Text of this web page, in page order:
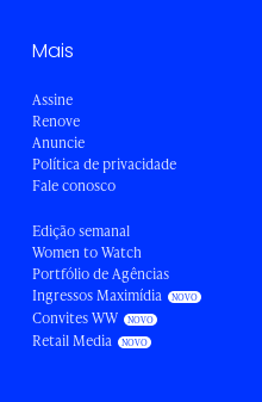
Mais
Assine
Renove
Anuncie
Política de privacidade
Fale conosco
Edição semanal
Women to Watch
Portfólio de Agências
Ingressos Maximídia
Convites WW
Retail Media